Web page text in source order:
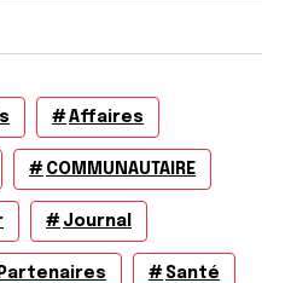
Affaires
COMMUNAUTAIRE
Journal
Santé